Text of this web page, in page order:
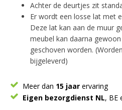
Achter de deurtjes zit
Er wordt een losse lat met
Deze lat kan aan de muur
meubel kan daarna
geschoven worden.
bijgeleverd)
Meer dan 15 jaar ervaring
Eigen bezorgdienst NL, BE